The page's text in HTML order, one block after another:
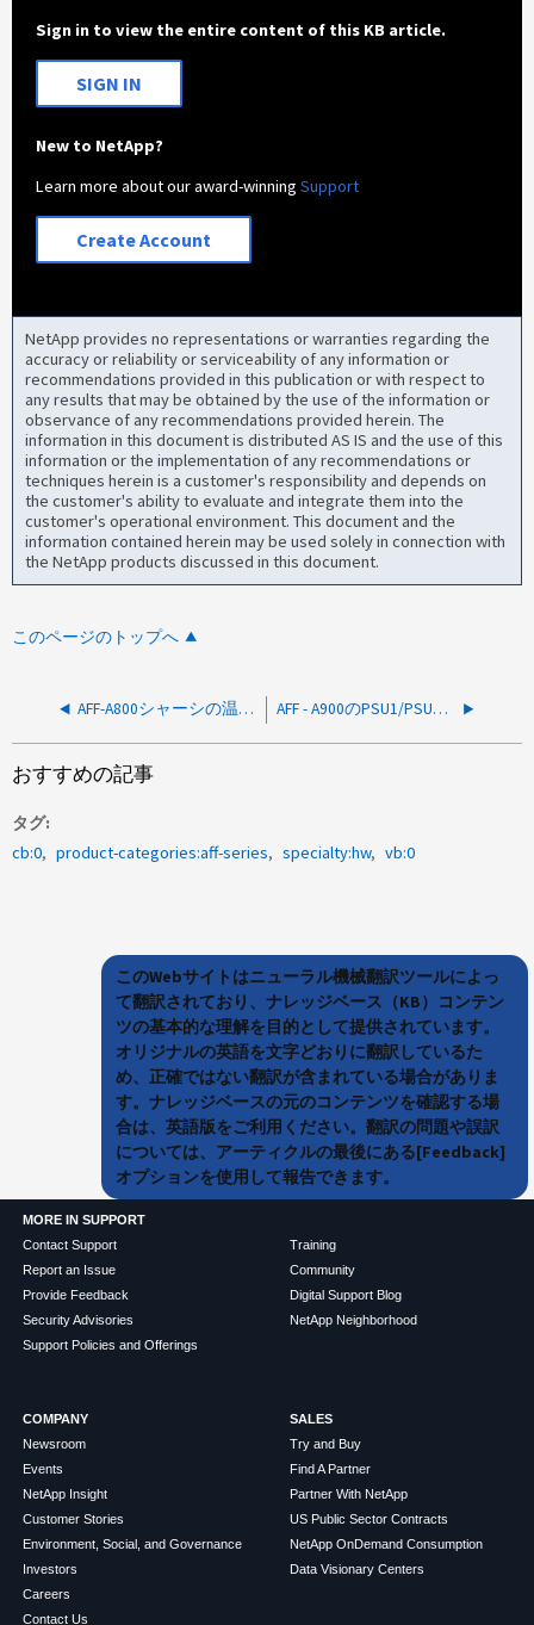
Sign in to view the entire content of this KB article.
SIGN IN
New to NetApp?
Learn more about our award-winningSupport
Create Account
NetApp provides no representations or warranties regarding the
accuracy or reliability or serviceability of any information or
recommendations provided in this publication or with respect to
any results that may be obtained by the use of the information or
observance of any recommendations provided herein. The
information in this document is distributed AS IS and the use of this
information or the implementation of any recommendations or
techniques herein is a customer's responsibility and depends on
the customer's ability to evaluate and integrate them into the
customer's operational environment. This document and the
information contained herein may be used solely in connection with
the NetApp products discussed in this document.
このページのトップへ
AFF-A800シャーシの温度異常による自動シャットダウンシーケンスがキャンセルされました AFF - A900のPSU1/PSU2が不安定でテイクオーバーが発生
おすすめの記事
タグ
cb:0
product-categories:aff-series specialty:hw vb:0
このWebサイトはニューラル機械翻訳ツールによっ
て翻訳されており、ナレッジベース（KB）コンテン
ツの基本的な理解を目的として提供されています。
オリジナルの英語を文字どおりに翻訳しているた
め、正確ではない翻訳が含まれている場合がありま
す。ナレッジベースの元のコンテンツを確認する場
合は、英語版をご利用ください。翻訳の問題や誤訳
については、アーティクルの最後にある[Feedback]
オプションを使用して報告できます。
MORE IN SUPPORT
Contact Support
Report an Issue
Provide Feedback
Security Advisories
Support Policies and Offerings
Training
Community
Digital Support Blog
NetApp Neighborhood
COMPANY
Newsroom
Events
NetApp Insight
Customer Stories
Environment, Social, and Governance
Investors
Careers
Contact Us
SALES
Try and Buy
Find A Partner
Partner With NetApp
US Public Sector Contracts
NetApp OnDemand Consumption
Data Visionary Centers